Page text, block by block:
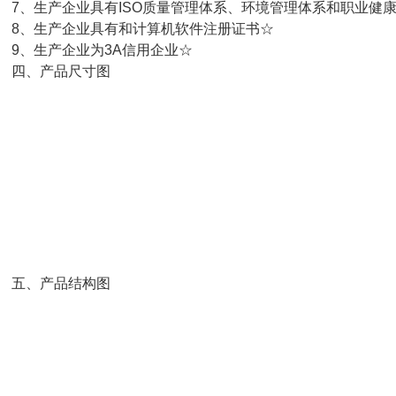
生产企业具有ISO质量管理体系、环境管理体系和职业健
生产企业具有和计算机软件注册证书☆
生产企业为3A信用企业☆
产品尺寸图
产品结构图